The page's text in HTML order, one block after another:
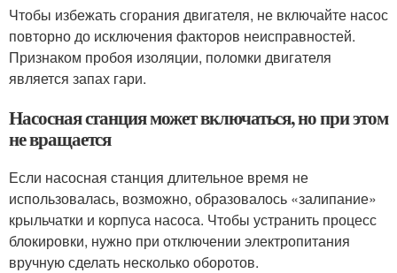
Чтобы избежать сгорания двигателя, не включайте насос
повторно до исключения факторов неисправностей.
Признаком пробоя изоляции, поломки двигателя
является запах гари.
Насосная станция может включаться, но при этом
не вращается
Если насосная станция длительное время не
использовалась, возможно, образовалось «залипание»
крыльчатки и корпуса насоса. Чтобы устранить процесс
блокировки, нужно при отключении электропитания
вручную сделать несколько оборотов.